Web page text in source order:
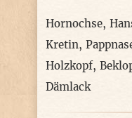
Hornochse,
Kretin,
Holzkopf,
Dämlack